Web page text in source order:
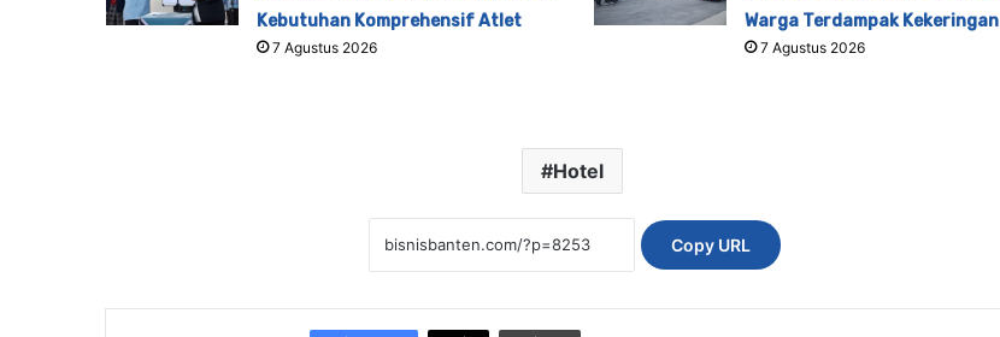
Kebutuhan Komprehensif Atlet
7 Agustus 2026
Warga Terdampak Kekeringan
7 Agustus 2026
Hotel
Copy URL